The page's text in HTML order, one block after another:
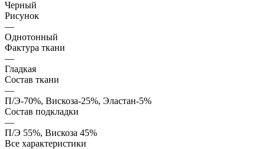
Черный
Рисунок
—
Однотонный
Фактура ткани
—
Гладкая
Состав ткани
—
П/Э-70%, Вискоза-25%, Эластан-5%
Состав подкладки
—
П/Э 55%, Вискоза 45%
Все характеристики